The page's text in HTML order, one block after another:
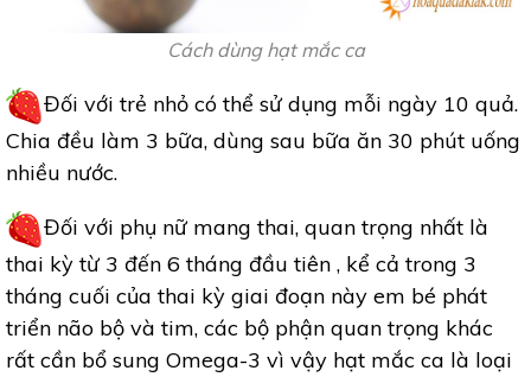
Cách dùng hạt mắc ca
Đối với trẻ nhỏ có thể sử dụng mỗi ngày 10 quả.
Chia đều làm 3 bữa, dùng sau bữa ăn 30 phút uống
nhiều nước.
Đối với phụ nữ mang thai, quan trọng nhất là
thai kỳ từ 3 đến 6 tháng đầu tiên , kể cả trong 3
tháng cuối của thai kỳ giai đoạn này em bé phát
triển não bộ và tim, các bộ phận quan trọng khác
rất cần bổ sung Omega-3 vì vậy hạt mắc ca là loại